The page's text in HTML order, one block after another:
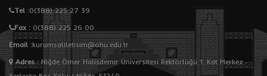
Tel :0(388) 225 27 39
Fax : 0(388) 225 26 00
Email :kurumsaliletisim@ohu.edu.tr
Adres:Niğde Ömer Halisdemir Üniversitesi Rektörlüğü 1. Kat Merkez